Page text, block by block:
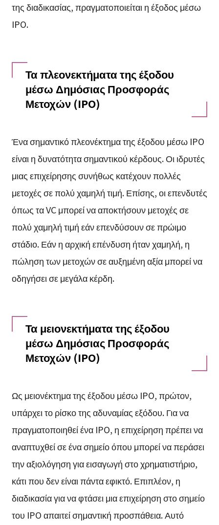
της διαδικασίας, πραγματοποιείται η έξοδος μέσω
IPO.
Τα πλεονεκτήματα της έξοδου
μέσω Δημόσιας Προσφοράς
Μετοχών (IPO)
Ένα σημαντικό πλεονέκτημα της έξοδου μέσω IPO
είναι η δυνατότητα σημαντικού κέρδους. Οι ιδρυτές
μιας επιχείρησης συνήθως κατέχουν πολλές
μετοχές σε πολύ χαμηλή τιμή. Επίσης, οι επενδυτές
όπως τα VC μπορεί να αποκτήσουν μετοχές σε
πολύ χαμηλή τιμή εάν επενδύσουν σε πρώιμο
στάδιο. Εάν η αρχική επένδυση ήταν χαμηλή, η
πώληση των μετοχών σε αυξημένη αξία μπορεί να
οδηγήσει σε μεγάλα κέρδη.
Τα μειονεκτήματα της έξοδου
μέσω Δημόσιας Προσφοράς
Μετοχών (IPO)
Ως μειονέκτημα της έξοδου μέσω IPO, πρώτον,
υπάρχει το ρίσκο της αδυναμίας εξόδου. Για να
πραγματοποιηθεί ένα IPO, η επιχείρηση πρέπει να
αναπτυχθεί σε ένα σημείο όπου μπορεί να περάσει
την αξιολόγηση για εισαγωγή στο χρηματιστήριο,
κάτι που δεν είναι πάντα εφικτό. Επιπλέον, η
διαδικασία για να φτάσει μια επιχείρηση στο σημείο
του IPO απαιτεί σημαντική προσπάθεια. Αυτό